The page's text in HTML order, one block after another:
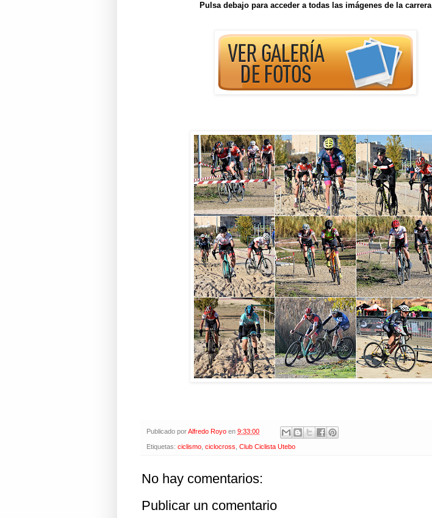
Pulsa debajo para acceder a todas las imágenes de la carrera
Publicado porAlfredo Royo en 9:33:00
Etiquetas: ciclismo ciclocross Club Ciclista Utebo
No hay comentarios:
Publicar un comentario